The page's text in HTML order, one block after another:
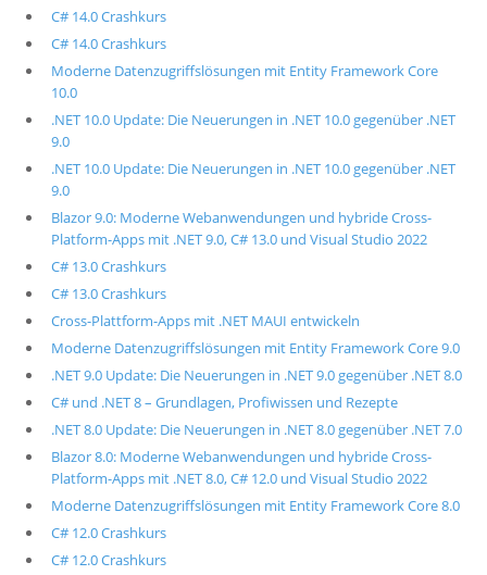
C# 14.0 Crashkurs
C# 14.0 Crashkurs
Moderne Datenzugriffslösungen mit Entity Framework Core
10.0
.NET 10.0 Update: Die Neuerungen in .NET 10.0 gegenüber .NET
9.0
.NET 10.0 Update: Die Neuerungen in .NET 10.0 gegenüber .NET
9.0
Blazor 9.0: Moderne Webanwendungen und hybride Cross-
Platform-Apps mit .NET 9.0, C# 13.0 und Visual Studio 2022
C# 13.0 Crashkurs
C# 13.0 Crashkurs
Cross-Plattform-Apps mit .NET MAUI entwickeln
Moderne Datenzugriffslösungen mit Entity Framework Core 9.0
.NET 9.0 Update: Die Neuerungen in .NET 9.0 gegenüber .NET 8.0
C# und .NET 8 – Grundlagen, Profiwissen und Rezepte
.NET 8.0 Update: Die Neuerungen in .NET 8.0 gegenüber .NET 7.0
Blazor 8.0: Moderne Webanwendungen und hybride Cross-
Platform-Apps mit .NET 8.0, C# 12.0 und Visual Studio 2022
Moderne Datenzugriffslösungen mit Entity Framework Core 8.0
C# 12.0 Crashkurs
C# 12.0 Crashkurs